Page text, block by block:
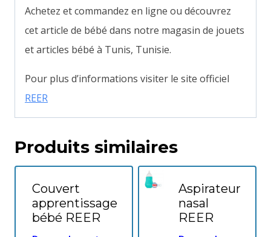
Achetez et commandez en ligne ou découvrez
cet article de bébé dans notre magasin de jouets
et articles bébé à Tunis, Tunisie.
Pour plus d’informations visiter le site officiel
REER
Produits similaires
Couvert
apprentissage
bébé REER
Aspirateur
nasal
REER